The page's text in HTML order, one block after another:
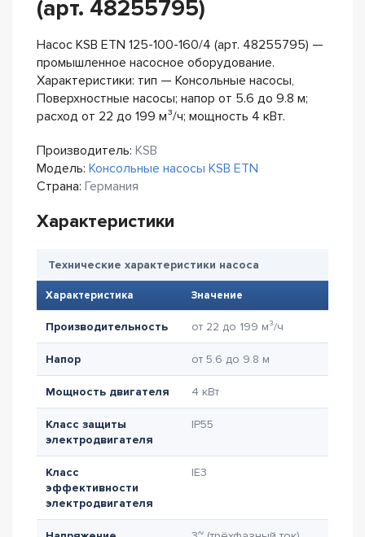
(арт. 48255795)
Насос KSB ETN 125-100-160/4 (арт. 48255795) —
промышленное насосное оборудование.
Характеристики: тип — Консольные насосы,
Поверхностные насосы; напор от 5.6 до 9.8 м;
расход от 22 до 199 м³/ч; мощность 4 кВт.
Производитель: KSB
Модель: Консольные насосы KSB ETN
Страна: Германия
Характеристики
Технические характеристики насоса
Характеристика Значение
Производительность от 22 до 199 м³/ч
Напор от 5.6 до 9.8 м
Мощность двигателя 4 кВт
Класс защиты
электродвигателя
IP55
Класс
эффективности
электродвигателя
IE3